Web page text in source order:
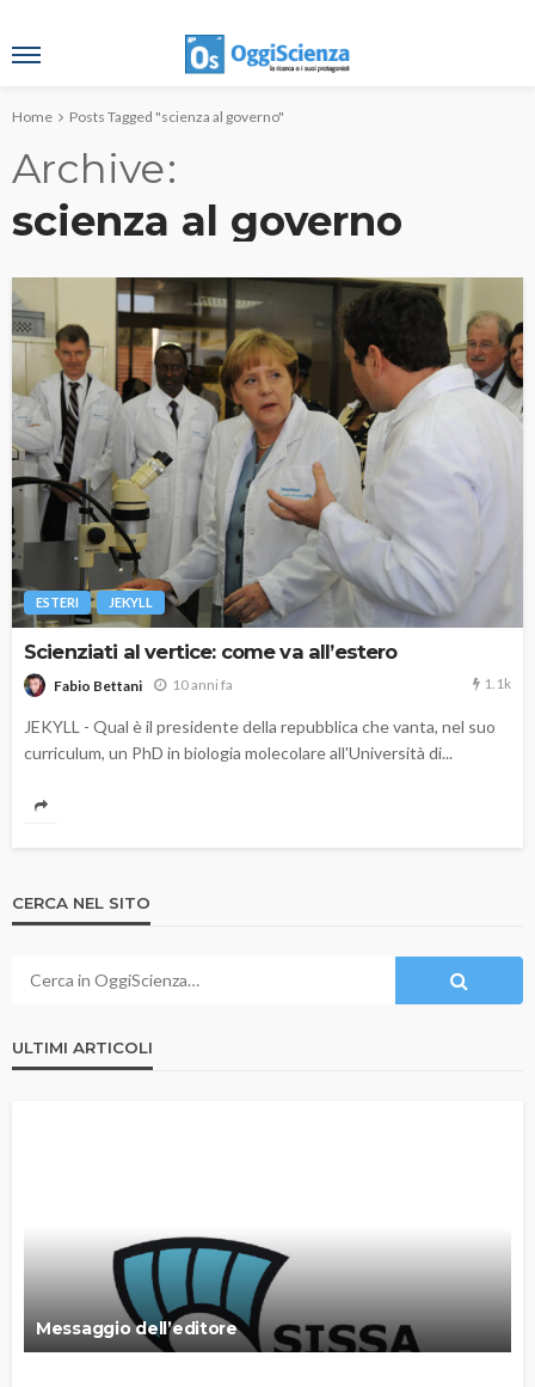
Home Posts Tagged "scienza al governo"
Archive
scienza al governo
ESTERI JEKYLL
Scienziati al vertice: come va all’estero
Fabio Bettani 10 anni fa 1.1k
JEKYLL - Qual è il presidente della repubblica che vanta, nel suo
curriculum, un PhD in biologia molecolare all'Università di...
CERCA NEL SITO
ULTIMI ARTICOLI
Messaggio dell’editore